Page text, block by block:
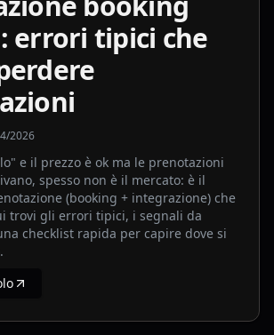
errori tipici che
2026
e il prezzo è ok ma le prenotazioni
spesso non è il mercato: è il
(booking + integrazione) che
trovi gli errori tipici, i segnali da
checklist rapida per capire dove si